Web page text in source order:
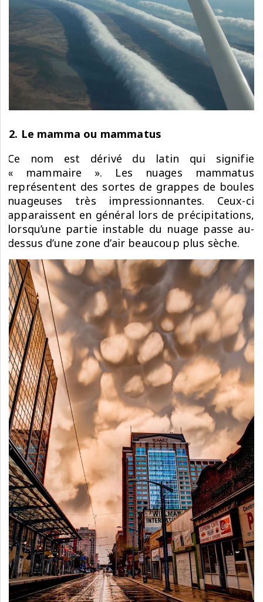
2. Le mamma ou mammatus
Ce nom est dérivé du latin qui signifie
« mammaire ». Les nuages mammatus
représentent des sortes de grappes de boules
nuageuses très impressionnantes. Ceux-ci
apparaissent en général lors de précipitations,
lorsqu’une partie instable du nuage passe au-
dessus d’une zone d’air beaucoup plus sèche.